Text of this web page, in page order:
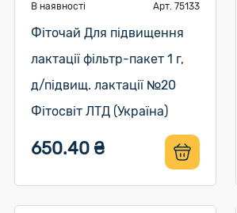
В наявності Арт. 75133
Фіточай Для підвищення
лактації фільтр-пакет 1 г,
д/підвищ. лактації №20
Фітосвіт ЛТД (Україна)
650.40 ₴